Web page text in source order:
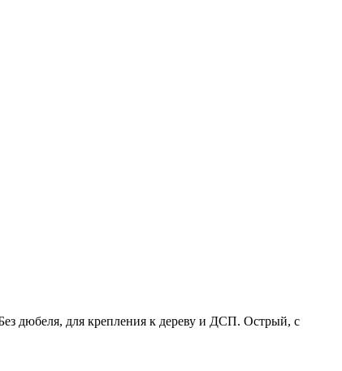
дюбеля, для крепления к дереву и ДСП. Острый, с